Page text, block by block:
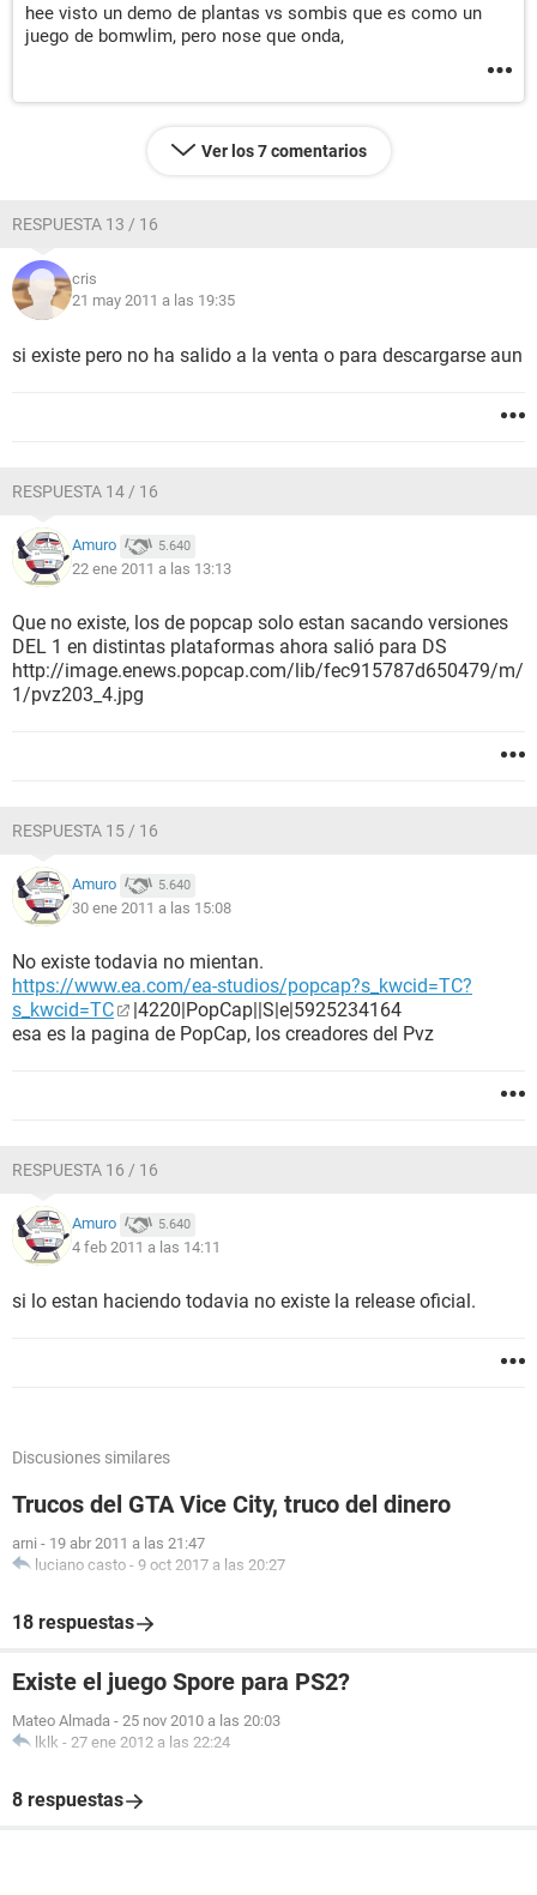
hee visto un demo de plantas vs sombis que es como un
juego de bomwlim, pero nose que onda,
Ver los 7 comentarios
RESPUESTA 13 / 16
cris
21 may 2011 a las 19:35
si existe pero no ha salido a la venta o para descargarse aun
RESPUESTA 14 / 16
Amuro 5.640
22 ene 2011 a las 13:13
Que no existe, los de popcap solo estan sacando versiones
DEL 1 en distintas plataformas ahora salió para DS
http://image.enews.popcap.com/lib/fec915787d650479/m/
1/pvz203_4.jpg
RESPUESTA 15 / 16
Amuro 5.640
30 ene 2011 a las 15:08
No existe todavia no mientan.
https://www.ea.com/ea-studios/popcap?s_kwcid=TC?
s_kwcid=TC
|4220|PopCap||S|e|5925234164
esa es la pagina de PopCap, los creadores del Pvz
RESPUESTA 16 / 16
Amuro 5.640
4 feb 2011 a las 14:11
si lo estan haciendo todavia no existe la release oficial.
Discusiones similares
Trucos del GTA Vice City, truco del dinero
arni - 19 abr 2011 a las 21:47
luciano casto - 9 oct 2017 a las 20:27
18 respuestas
Existe el juego Spore para PS2?
Mateo Almada - 25 nov 2010 a las 20:03
lklk - 27 ene 2012 a las 22:24
8 respuestas